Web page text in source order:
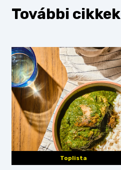
További cikkek
Toplista